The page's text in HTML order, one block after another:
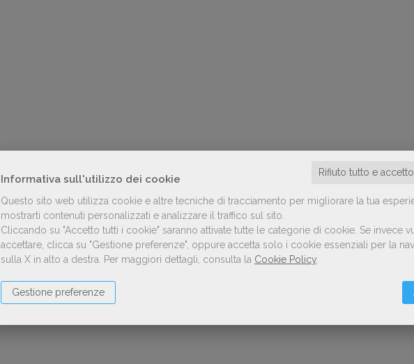
Informativa sull'utilizzo dei cookie
Rifiuto tutto e
Questo sito web utilizza cookie e altre tecniche di tracciamento per migliorare la tua
mostrarti contenuti personalizzati e analizzare il traffico sul sito.
Cliccando su "Accetto tutti i cookie" saranno attivate tutte le categorie di cookie. Se invece
accettare, clicca su "Gestione preferenze", oppure accetta solo i cookie essenziali per la
sulla X in alto a destra. Per maggiori dettagli, consulta la Cookie Policy
Gestione preferenze